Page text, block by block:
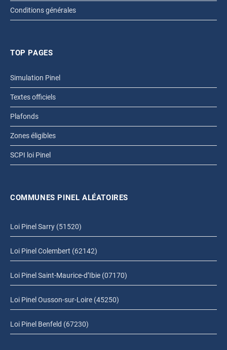
Conditions générales
TOP PAGES
Simulation Pinel
Textes officiels
Plafonds
Zones éligibles
SCPI loi Pinel
COMMUNES PINEL ALÉATOIRES
Loi Pinel Sarry (51520)
Loi Pinel Colembert (62142)
Loi Pinel Saint-Maurice-d’Ibie (07170)
Loi Pinel Ousson-sur-Loire (45250)
Loi Pinel Benfeld (67230)